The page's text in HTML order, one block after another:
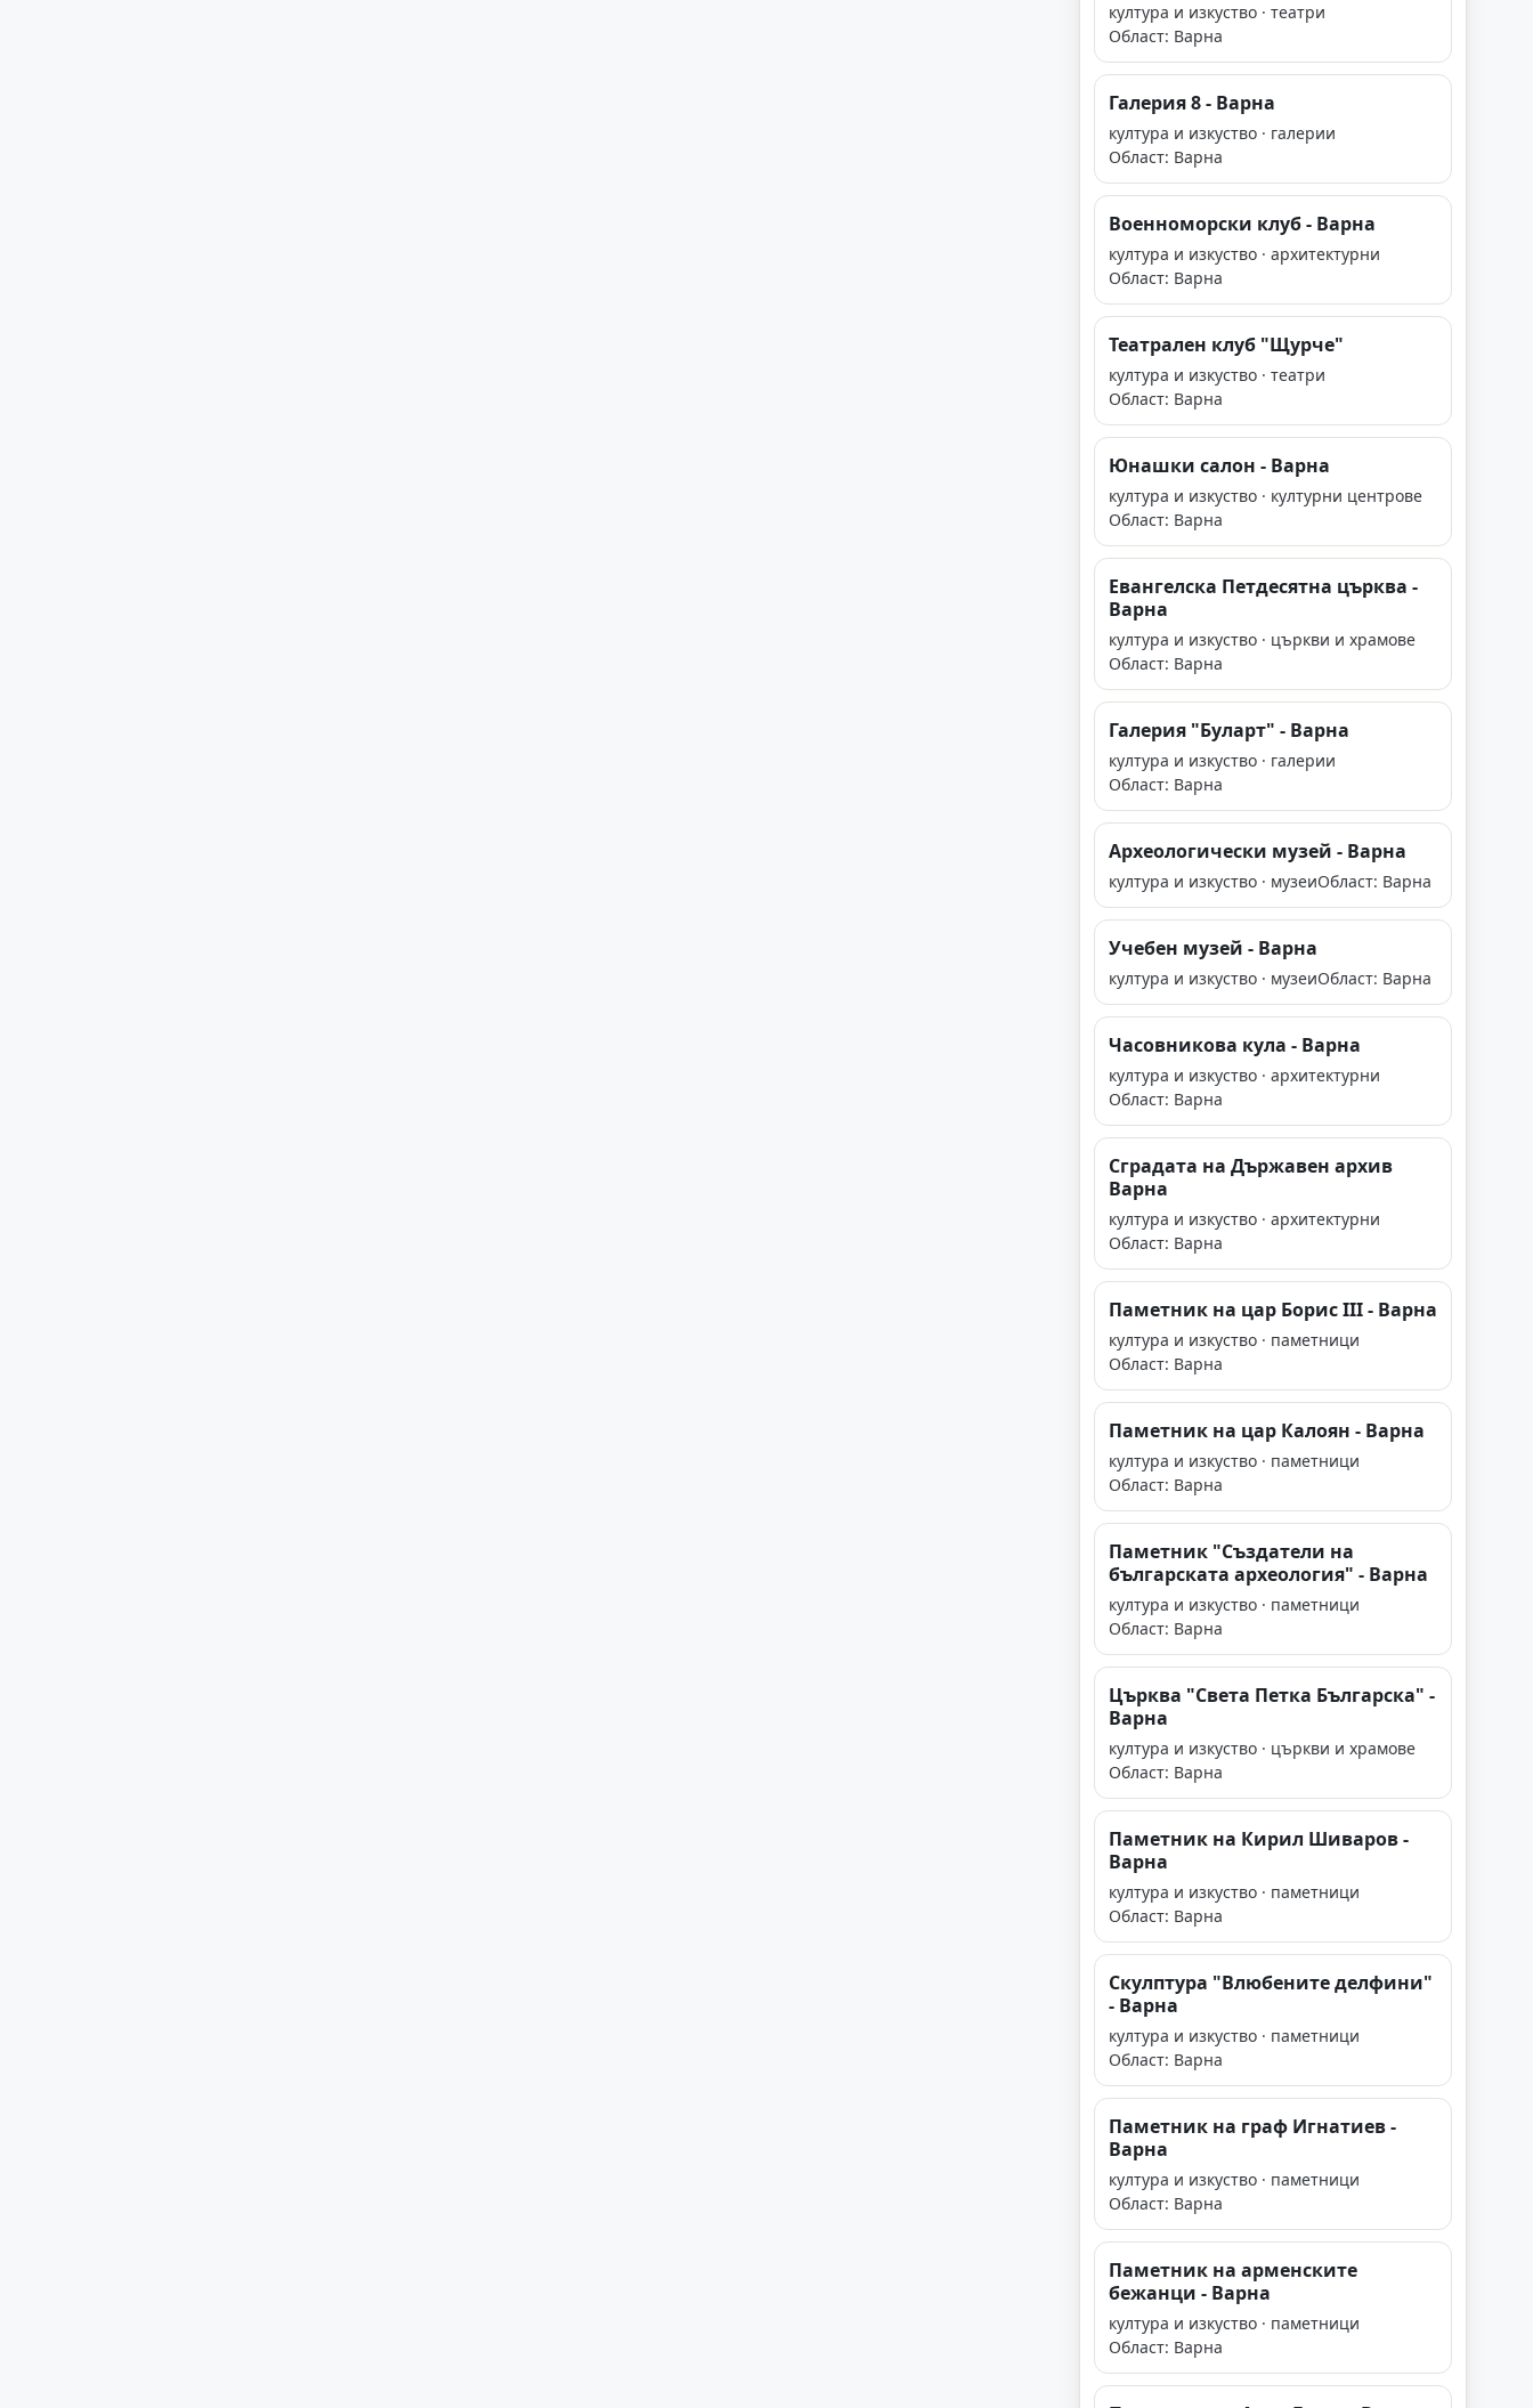
култура и изкуство · театри
Област: Варна
Галерия 8 - Варна
култура и изкуство · галерии
Област: Варна
Военноморски клуб - Варна
култура и изкуство · архитектурни
Област: Варна
Театрален клуб "Щурче"
култура и изкуство · театри
Област: Варна
Юнашки салон - Варна
култура и изкуство · културни центрове
Област: Варна
Евангелска Петдесятна църква -
Варна
култура и изкуство · църкви и храмове
Област: Варна
Галерия "Буларт" - Варна
култура и изкуство · галерии
Област: Варна
Археологически музей - Варна
култура и изкуство · музеиОбласт: Варна
Учебен музей - Варна
култура и изкуство · музеиОбласт: Варна
Часовникова кула - Варна
култура и изкуство · архитектурни
Област: Варна
Сградата на Държавен архив
Варна
култура и изкуство · архитектурни
Област: Варна
Паметник на цар Борис III - Варна
култура и изкуство · паметници
Област: Варна
Паметник на цар Калоян - Варна
култура и изкуство · паметници
Област: Варна
Паметник "Създатели на
българската археология" - Варна
култура и изкуство · паметници
Област: Варна
Църква "Света Петка Българска" -
Варна
култура и изкуство · църкви и храмове
Област: Варна
Паметник на Кирил Шиваров -
Варна
култура и изкуство · паметници
Област: Варна
Скулптура "Влюбените делфини"
- Варна
култура и изкуство · паметници
Област: Варна
Паметник на граф Игнатиев -
Варна
култура и изкуство · паметници
Област: Варна
Паметник на арменските
бежанци - Варна
култура и изкуство · паметници
Област: Варна